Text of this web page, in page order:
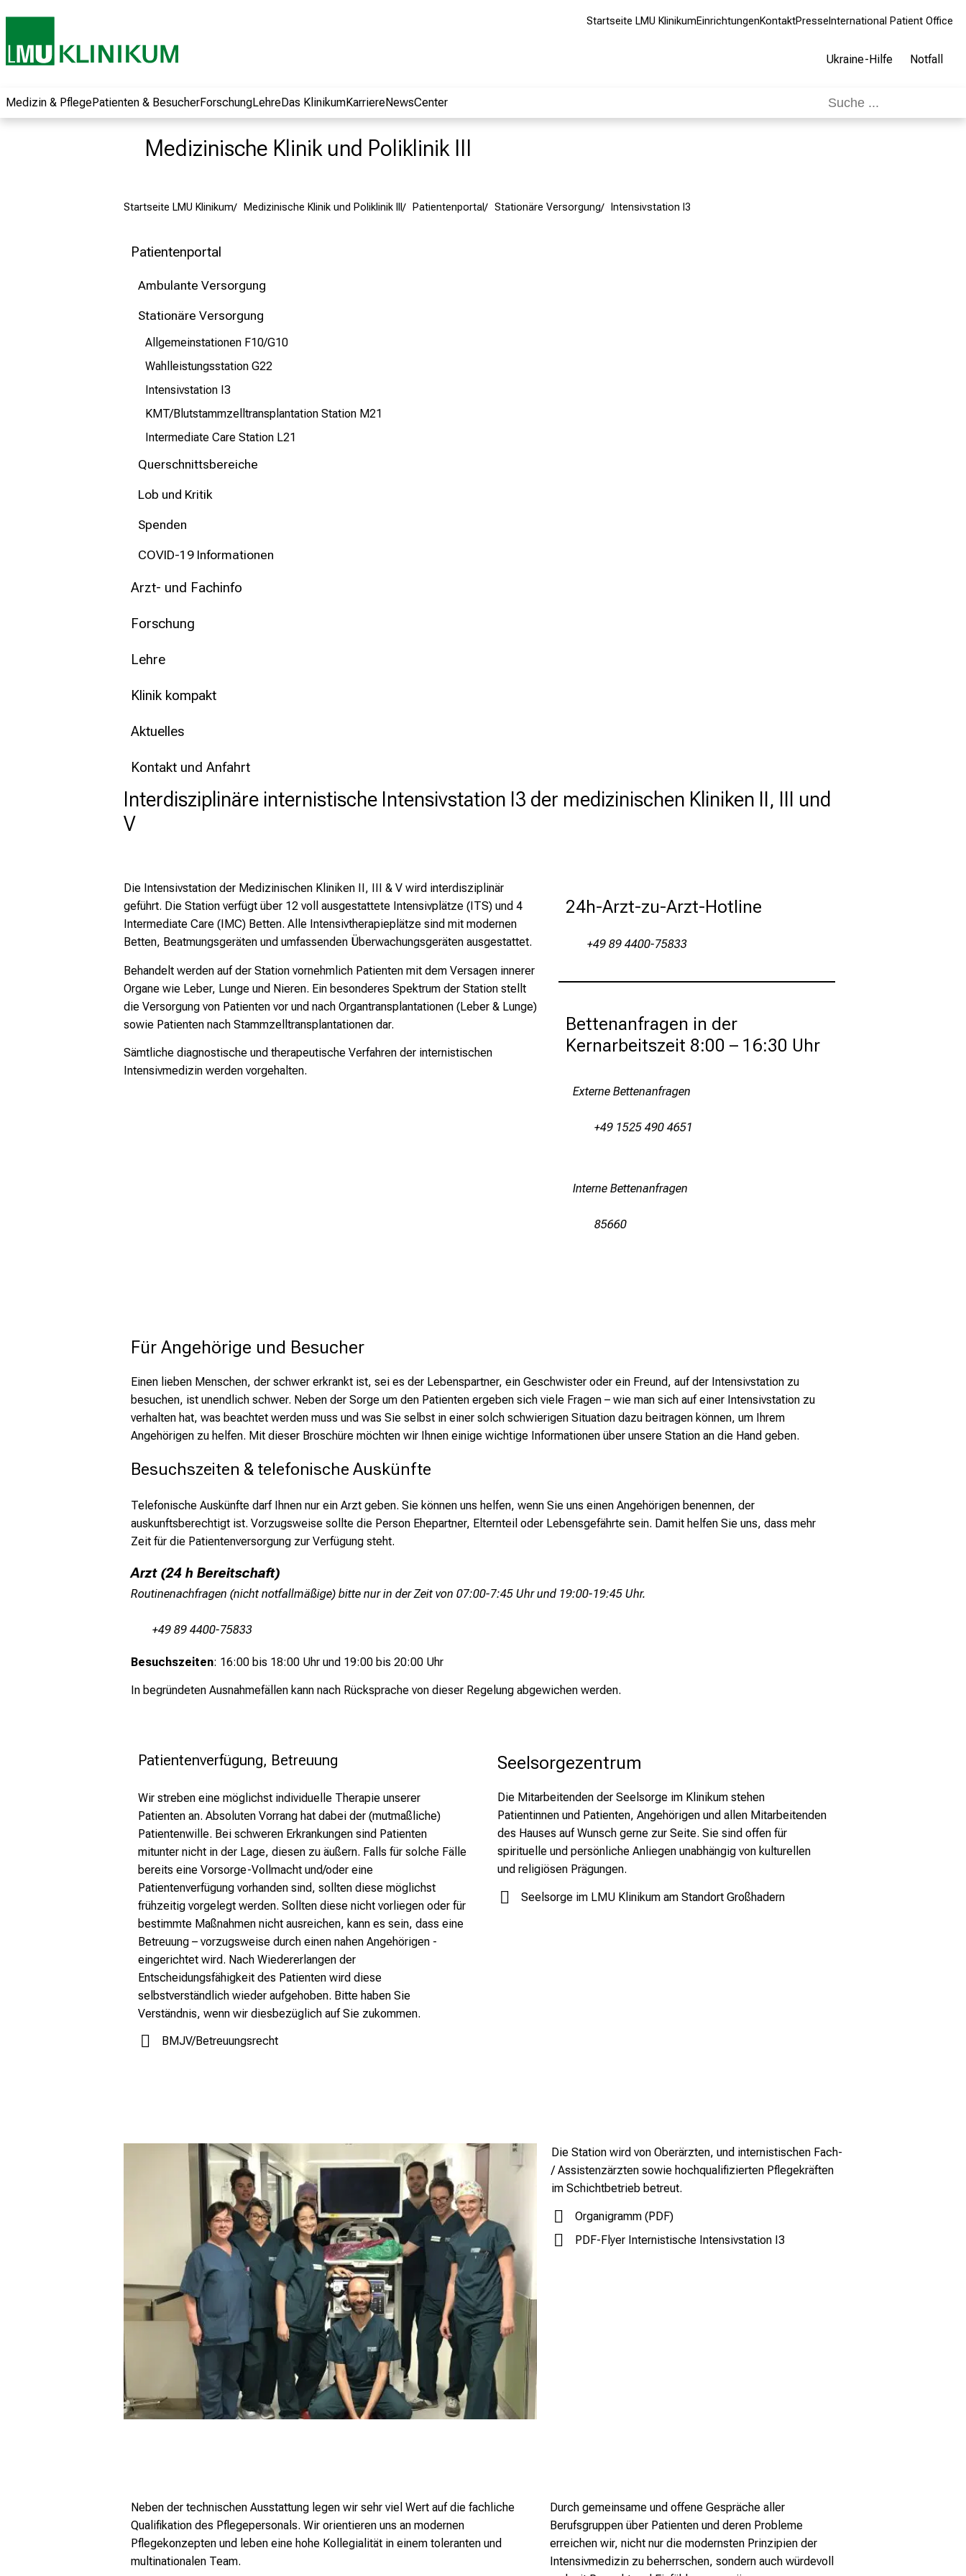
Startseite LMU KlinikumEinrichtungenKontaktPresse International Patient Office
Ukraine-Hilfe Notfall
Medizin & PflegePatienten & BesucherForschungLehreDas KlinikumKarriereNewsCenter
Medizinische Klinik und Poliklinik III
Startseite LMU Klinikum Medizinische Klinik und Poliklinik III Patientenportal Stationäre Versorgung Intensivstation I3
Patientenportal
Ambulante Versorgung
Stationäre Versorgung
Allgemeinstationen F10/G10
Wahlleistungsstation G22
Intensivstation I3
KMT/Blutstammzelltransplantation Station M21
Intermediate Care Station L21
Querschnittsbereiche
Lob und Kritik
Spenden
COVID-19 Informationen
Arzt- und Fachinfo
Forschung
Lehre
Klinik kompakt
Aktuelles
Kontakt und Anfahrt
Interdisziplinäre internistische Intensivstation I3 der medizinischen Kliniken II, III und
V
Die Intensivstation der Medizinischen Kliniken II, III & V wird interdisziplinär
geführt. Die Station verfügt über 12 voll ausgestattete Intensivplätze (ITS) und 4
Intermediate Care (IMC) Betten. Alle Intensivtherapieplätze sind mit modernen
Betten, Beatmungsgeräten und umfassenden Überwachungsgeräten ausgestattet.
Behandelt werden auf der Station vornehmlich Patienten mit dem Versagen innerer
Organe wie Leber, Lunge und Nieren. Ein besonderes Spektrum der Station stellt
die Versorgung von Patienten vor und nach Organtransplantationen (Leber & Lunge)
sowie Patienten nach Stammzelltransplantationen dar.
Sämtliche diagnostische und therapeutische Verfahren der internistischen
Intensivmedizin werden vorgehalten.
24h-Arzt-zu-Arzt-Hotline
+49 89 4400-75833
Bettenanfragen in der
Kernarbeitszeit 8:00 – 16:30 Uhr
Externe Bettenanfragen
+49 1525 490 4651
Interne Bettenanfragen
85660
Für Angehörige und Besucher
Einen lieben Menschen, der schwer erkrankt ist, sei es der Lebenspartner, ein Geschwister oder ein Freund, auf der Intensivstation zu
besuchen, ist unendlich schwer. Neben der Sorge um den Patienten ergeben sich viele Fragen – wie man sich auf einer Intensivstation zu
verhalten hat, was beachtet werden muss und was Sie selbst in einer solch schwierigen Situation dazu beitragen können, um Ihrem
Angehörigen zu helfen. Mit dieser Broschüre möchten wir Ihnen einige wichtige Informationen über unsere Station an die Hand geben.
Besuchszeiten & telefonische Auskünfte
Telefonische Auskünfte darf Ihnen nur ein Arzt geben. Sie können uns helfen, wenn Sie uns einen Angehörigen benennen, der
auskunftsberechtigt ist. Vorzugsweise sollte die Person Ehepartner, Elternteil oder Lebensgefährte sein. Damit helfen Sie uns, dass mehr
Zeit für die Patientenversorgung zur Verfügung steht.
Arzt (24 h Bereitschaft)
Routinenachfragen (nicht notfallmäßige) bitte nur in der Zeit von 07:00-7:45 Uhr und 19:00-19:45 Uhr.
+49 89 4400-75833
Besuchszeiten: 16:00 bis 18:00 Uhr und 19:00 bis 20:00 Uhr
In begründeten Ausnahmefällen kann nach Rücksprache von dieser Regelung abgewichen werden.
Patientenverfügung, Betreuung
Wir streben eine möglichst individuelle Therapie unserer
Patienten an. Absoluten Vorrang hat dabei der (mutmaßliche)
Patientenwille. Bei schweren Erkrankungen sind Patienten
mitunter nicht in der Lage, diesen zu äußern. Falls für solche Fälle
bereits eine Vorsorge-Vollmacht und/oder eine
Patientenverfügung vorhanden sind, sollten diese möglichst
frühzeitig vorgelegt werden. Sollten diese nicht vorliegen oder für
bestimmte Maßnahmen nicht ausreichen, kann es sein, dass eine
Betreuung – vorzugsweise durch einen nahen Angehörigen -
eingerichtet wird. Nach Wiedererlangen der
Entscheidungsfähigkeit des Patienten wird diese
selbstverständlich wieder aufgehoben. Bitte haben Sie
Verständnis, wenn wir diesbezüglich auf Sie zukommen.
BMJV/Betreuungsrecht
Seelsorgezentrum
Die Mitarbeitenden der Seelsorge im Klinikum stehen
Patientinnen und Patienten, Angehörigen und allen Mitarbeitenden
des Hauses auf Wunsch gerne zur Seite. Sie sind offen für
spirituelle und persönliche Anliegen unabhängig von kulturellen
und religiösen Prägungen.
Seelsorge im LMU Klinikum am Standort Großhadern
Die Station wird von Oberärzten, und internistischen Fach-
/ Assistenzärzten sowie hochqualifizierten Pflegekräften
im Schichtbetrieb betreut.
Organigramm (PDF)
PDF-Flyer Internistische Intensivstation I3
Neben der technischen Ausstattung legen wir sehr viel Wert auf die fachliche
Qualifikation des Pflegepersonals. Wir orientieren uns an modernen
Pflegekonzepten und leben eine hohe Kollegialität in einem toleranten und
multinationalen Team.
Durch gemeinsame und offene Gespräche aller
Berufsgruppen über Patienten und deren Probleme
erreichen wir, nicht nur die modernsten Prinzipien der
Intensivmedizin zu beherrschen, sondern auch würdevoll
Informationen zu
Jobs, Ausbildungen
Weiterbildungen.
Kommen Sie
begeistern – ganz
ohne Anmeldung.
mehr Informationen